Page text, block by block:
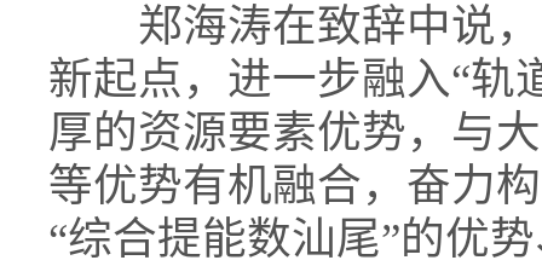
郑海涛在致辞中说，
新起点，进一步融入“轨
厚的资源要素优势，与
等优势有机融合，奋力
“综合提能数汕尾”的优